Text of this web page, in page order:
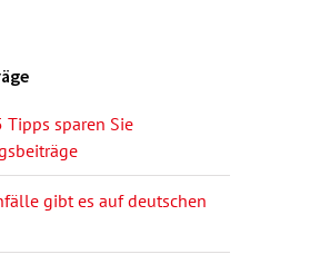
Tipps sparen Sie
gibt es auf deutschen